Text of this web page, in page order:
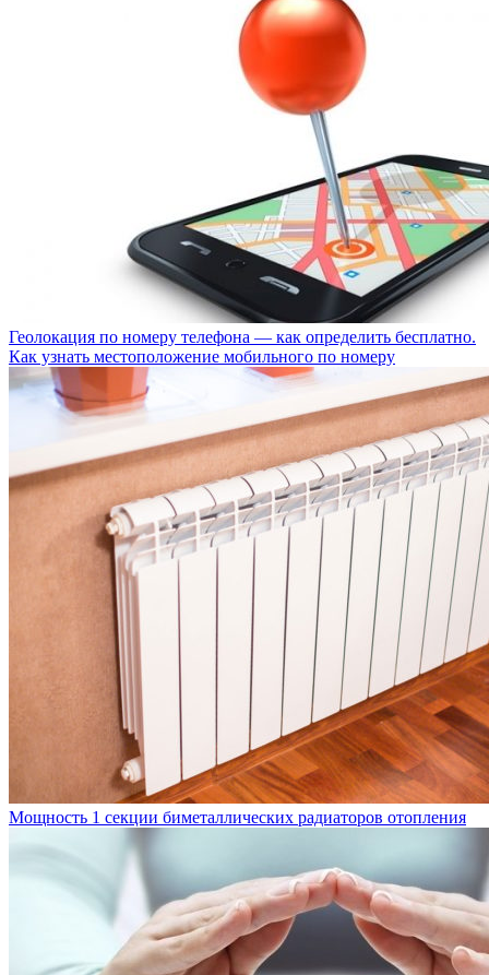
Геолокация по номеру телефона — как определить бесплатно.
Как узнать местоположение мобильного по номеру
Мощность 1 секции биметаллических радиаторов отопления